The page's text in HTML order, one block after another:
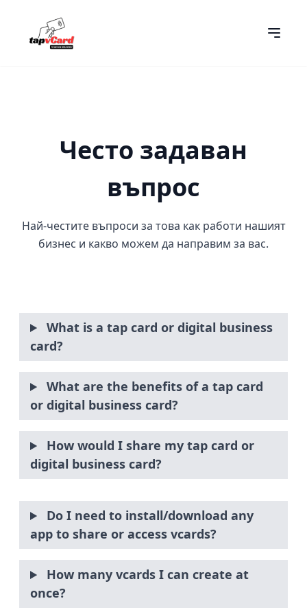
Често задаван
въпрос
Най-честите въпроси за това как работи нашият
бизнес и какво можем да направим за вас.
What is a tap card or digital business
card?
What are the benefits of a tap card
or digital business card?
How would I share my tap card or
digital business card?
Do I need to install/download any
app to share or access vcards?
How many vcards I can create at
once?